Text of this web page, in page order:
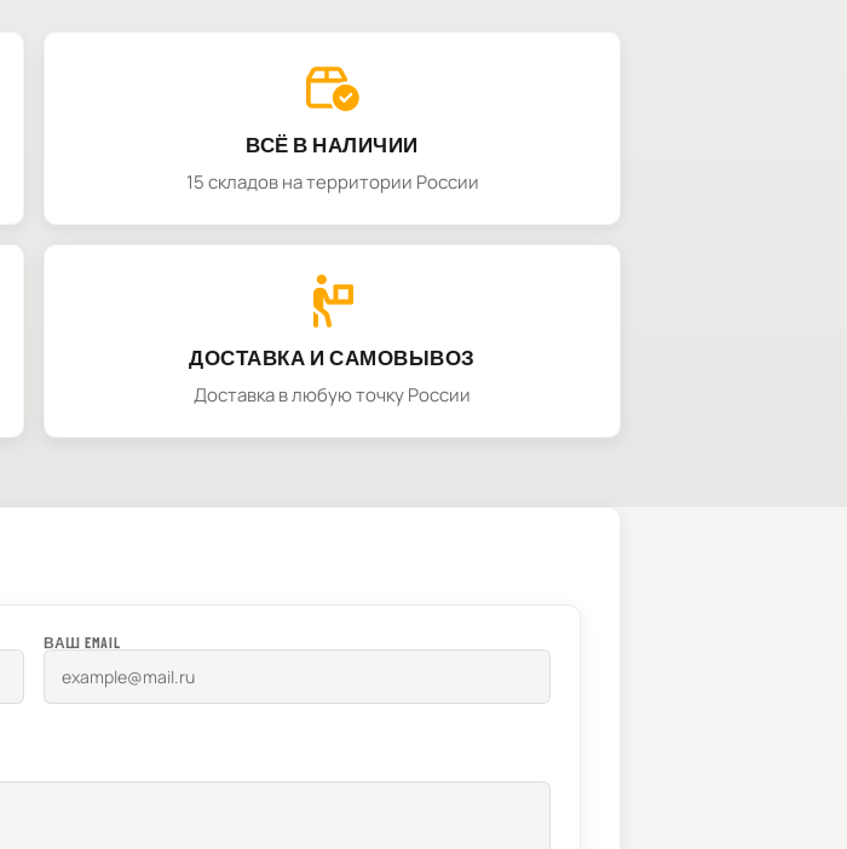
ВСЁ В НАЛИЧИИ
15 складов на территории России
ДОСТАВКА И САМОВЫВОЗ
Доставка в любую точку России
ВАШ EMAIL